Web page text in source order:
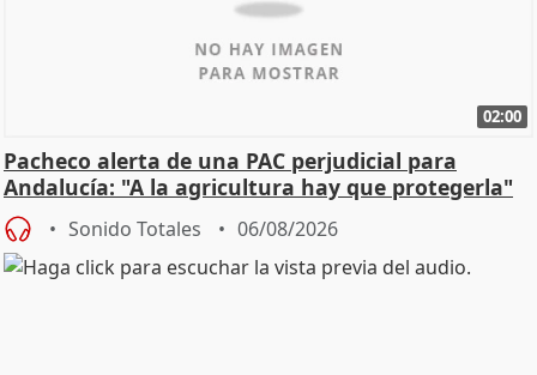
02:00
Pacheco alerta de una PAC perjudicial para
Andalucía: "A la agricultura hay que protegerla"
Sonido Totales 06/08/2026